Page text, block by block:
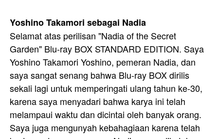
Yoshino Takamori sebagai Nadia
Selamat atas perilisan "Nadia of the Secret
Garden" Blu-ray BOX STANDARD EDITION. Saya
Yoshino Takamori Yoshino, pemeran Nadia, dan
saya sangat senang bahwa Blu-ray BOX dirilis
sekali lagi untuk memperingati ulang tahun ke-30,
karena saya menyadari bahwa karya ini telah
melampaui waktu dan dicintai oleh banyak orang.
Saya juga mengunyah kebahagiaan karena telah